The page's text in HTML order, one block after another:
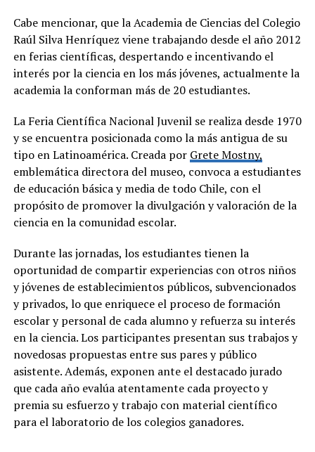
Cabe mencionar, que la Academia de Ciencias del Colegio
Raúl Silva Henríquez viene trabajando desde el año 2012
en ferias científicas, despertando e incentivando el
interés por la ciencia en los más jóvenes, actualmente la
academia la conforman más de 20 estudiantes.
La Feria Científica Nacional Juvenil se realiza desde 1970
y se encuentra posicionada como la más antigua de su
tipo en Latinoamérica. Creada por Grete Mostny,
emblemática directora del museo, convoca a estudiantes
de educación básica y media de todo Chile, con el
propósito de promover la divulgación y valoración de la
ciencia en la comunidad escolar.
Durante las jornadas, los estudiantes tienen la
oportunidad de compartir experiencias con otros niños
y jóvenes de establecimientos públicos, subvencionados
y privados, lo que enriquece el proceso de formación
escolar y personal de cada alumno y refuerza su interés
en la ciencia. Los participantes presentan sus trabajos y
novedosas propuestas entre sus pares y público
asistente. Además, exponen ante el destacado jurado
que cada año evalúa atentamente cada proyecto y
premia su esfuerzo y trabajo con material científico
para el laboratorio de los colegios ganadores.